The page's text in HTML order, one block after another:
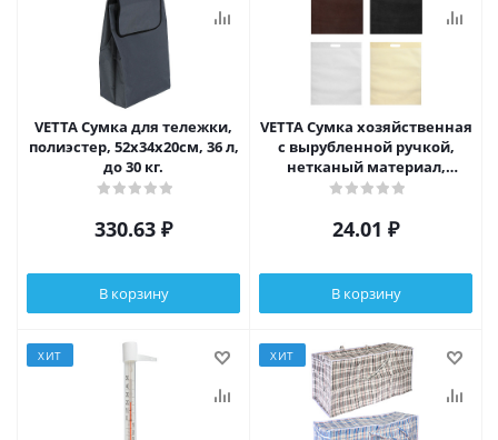
VETTA Сумка для тележки,
полиэстер, 52x34x20см, 36 л,
до 30 кг.
330.63 ₽
В корзину
VETTA Сумка хозяйственная
с вырубленной ручкой,
нетканый материал,
40х50см, до 4кг,
24.01 ₽
В корзину
ХИТ ХИТ